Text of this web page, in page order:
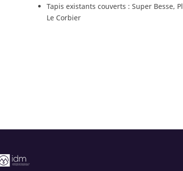
Tapis existants couverts : Super Besse,
Le Corbier